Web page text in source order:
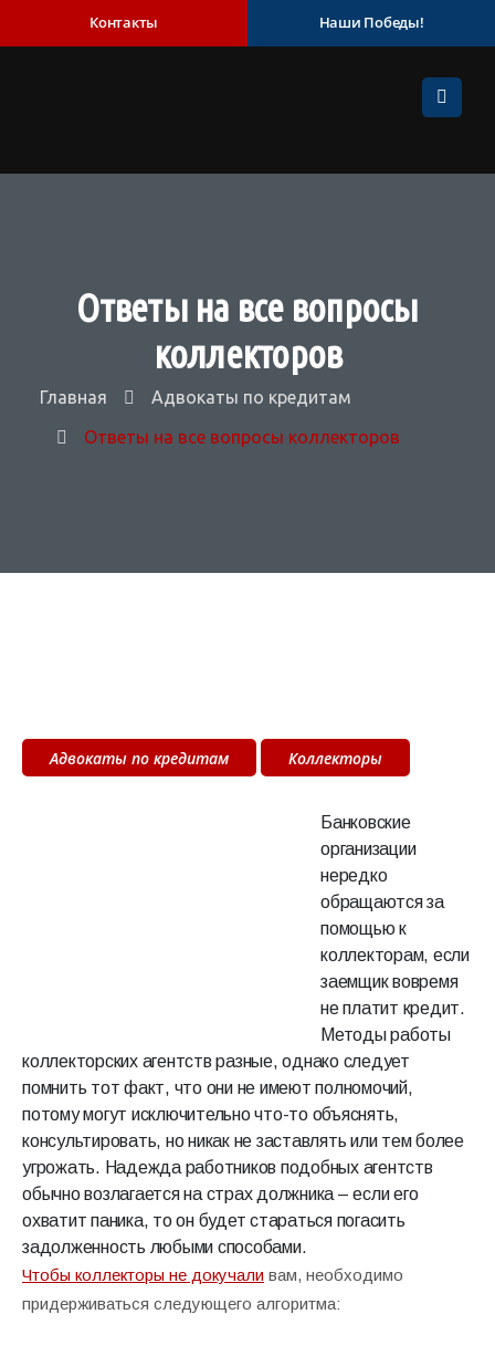
Контакты Наши Победы!
Ответы на все вопросы
коллекторов
Главная
Адвокаты по кредитам
Ответы на все вопросы коллекторов
Адвокаты по кредитам Коллекторы
Банковские
организации
нередко
обращаются за
помощью к
коллекторам, если
заемщик вовремя
не платит кредит.
Методы работы
коллекторских агентств разные, однако следует
помнить тот факт, что они не имеют полномочий,
потому могут исключительно что-то объяснять,
консультировать, но никак не заставлять или тем более
угрожать. Надежда работников подобных агентств
обычно возлагается на страх должника – если его
охватит паника, то он будет стараться погасить
задолженность любыми способами.
Чтобы коллекторы не докучали вам, необходимо
придерживаться следующего алгоритма: